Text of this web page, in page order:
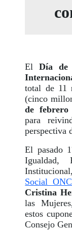
ElDía de
total de 11
(cinco
de febrero
para
perspectiva
El pasado
Igualdad,
Social
Cristina
las
estos
Consejo